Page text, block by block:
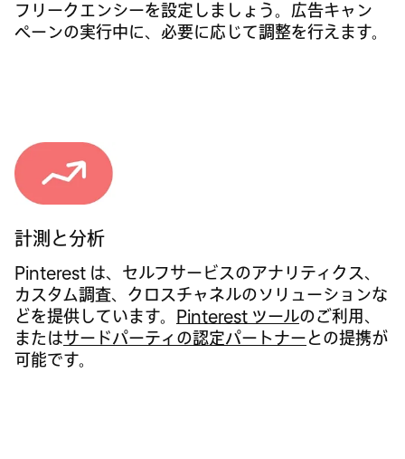
フリークエンシーを設定しましょう。広告キャン
ペーンの実行中に、必要に応じて調整を行えます。
計測と分析
Pinterest は、セルフサービスのアナリティクス、
カスタム調査、クロスチャネルのソリューションな
どを提供しています。
Pinterest ツールのご利用、
またはサードパーティの認定パートナー との提携が
可能です。